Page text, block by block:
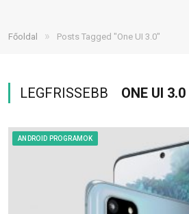
Főoldal » Posts Tagged "One UI 3.0"
LEGFRISSEBB ONE UI 3.0
ANDROID PROGRAMOK